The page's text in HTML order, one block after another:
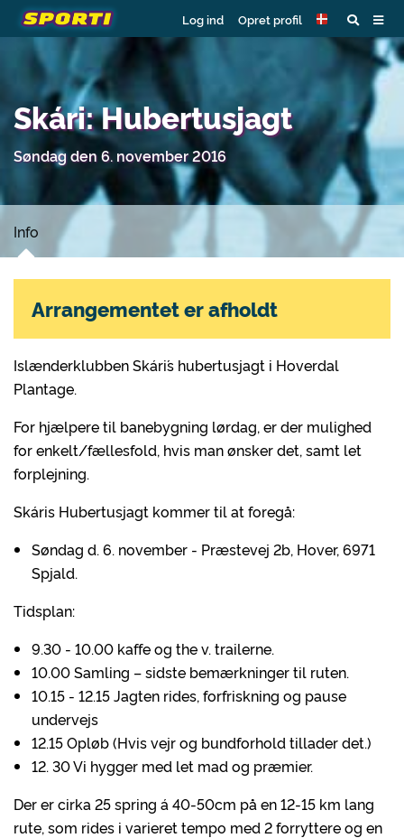
Log ind Opret profil
Skári: Hubertusjagt
Søndag den 6. november 2016
Info
Islænderklubben Skári´s hubertusjagt i Hoverdal
Plantage.
For hjælpere til banebygning lørdag, er der mulighed
for enkelt/fællesfold, hvis man ønsker det, samt let
forplejning.
Skáris Hubertusjagt kommer til at foregå:
Søndag d. 6. november - Præstevej 2b, Hover, 6971
Spjald.
Tidsplan:
9.30 - 10.00 kaffe og the v. trailerne.
10.00 Samling – sidste bemærkninger til ruten.
10.15 - 12.15 Jagten rides, forfriskning og pause
undervejs
12.15 Opløb (Hvis vejr og bundforhold tillader det.)
12. 30 Vi hygger med let mad og præmier.
Der er cirka 25 spring á 40-50cm på en 12-15 km lang
rute, som rides i varieret tempo med 2 forryttere og en
Arrangementet er afholdt